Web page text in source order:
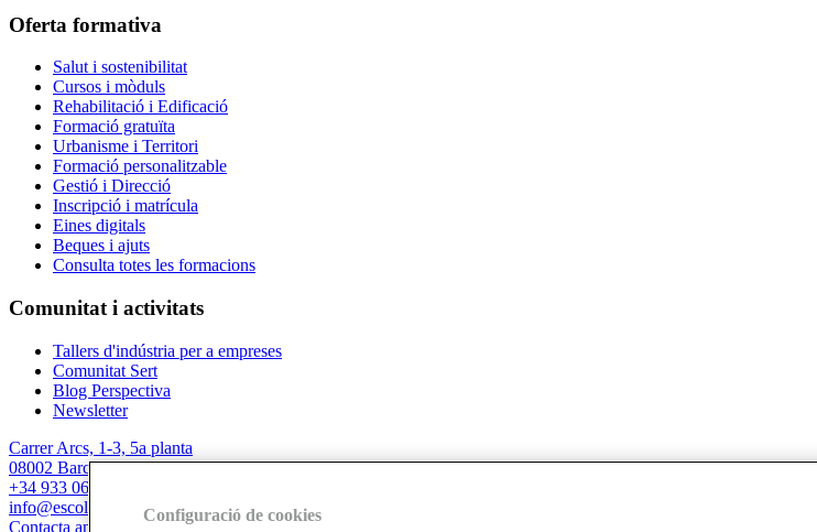
Oferta formativa
Salut i sostenibilitat
Cursos i mòduls
Rehabilitació i Edificació
Formació gratuïta
Urbanisme i Territori
Formació personalitzable
Gestió i Direcció
Inscripció i matrícula
Eines digitals
Beques i ajuts
Consulta totes les formacions
Comunitat i activitats
Tallers d'indústria per a empreses
Comunitat Sert
Blog Perspectiva
Newsletter
Carrer Arcs, 1-3, 5a planta
08002 Barcelona
+34 933 067 844
info@escolasert.com
Contacta amb nosaltres
Configuració de cookies